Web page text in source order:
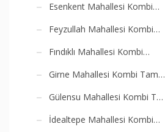
Esenkent Mahallesi Kombi…
Feyzullah Mahallesi Kombi…
Fındıklı Mahallesi Kombi…
Girne Mahallesi Kombi Tam…
Gülensu Mahallesi Kombi T…
İdealtepe Mahallesi Kombi…